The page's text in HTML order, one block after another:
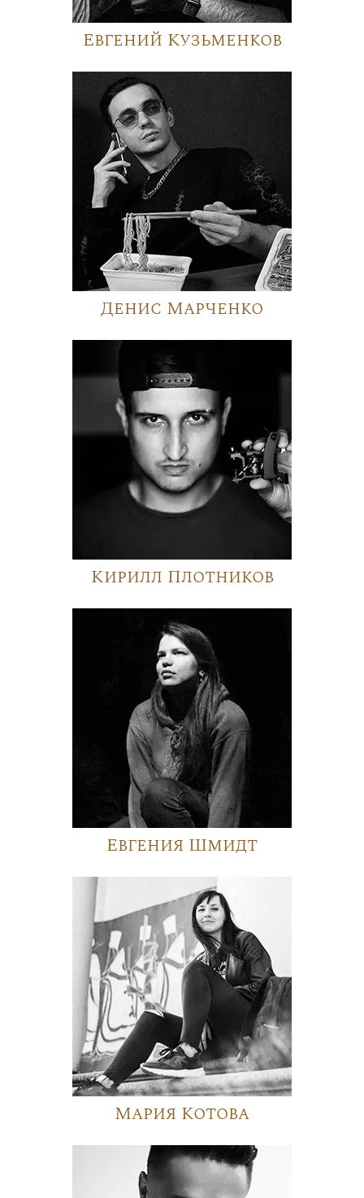
Евгений Кузьменков
Денис Марченко
Кирилл Плотников
Евгения Шмидт
Мария Котова